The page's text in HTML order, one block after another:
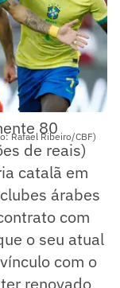
Rafael Ribeiro/CBF)
80
de reais)
catalã em
árabes
com
o seu atual
com o